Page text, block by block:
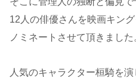
12人の俳優さんを映画キン
ノミネートさせて頂きました
人気のキャラクター桓騎を